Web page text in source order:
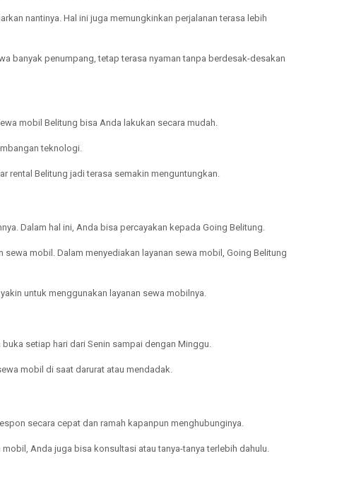
nantinya. Hal ini juga memungkinkan perjalanan terasa lebih
banyak penumpang, tetap terasa nyaman tanpa berdesak-desakan
mobil Belitung bisa Anda lakukan secara mudah.
teknologi.
rental Belitung jadi terasa semakin menguntungkan.
Dalam hal ini, Anda bisa percayakan kepada Going Belitung.
mobil. Dalam menyediakan layanan sewa mobil, Going Belitung
untuk menggunakan layanan sewa mobilnya.
setiap hari dari Senin sampai dengan Minggu.
mobil di saat darurat atau mendadak.
secara cepat dan ramah kapanpun menghubunginya.
Anda juga bisa konsultasi atau tanya-tanya terlebih dahulu.